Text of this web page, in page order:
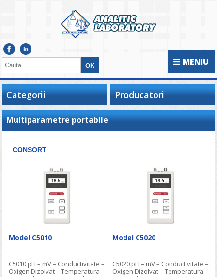
MENIU
Categorii Producatori
Multiparametre portabile
CONSORT
Model C5010
C5010 pH – mV – Conductivitate –
Oxigen Dizolvat – Temperatura
Model C5020
C5020 pH – mV – Conductivitate –
Oxigen Dizolvat – Temperatura.